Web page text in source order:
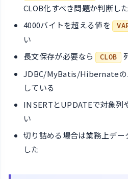
CLOB化すべき問題か判断した
4000バイトを超える値を
い
長文保存が必要なら CLOB
JDBC/MyBatis/Hibernateの
している
INSERTとUPDATEで対象列
い
切り詰める場合は業務上デ
した